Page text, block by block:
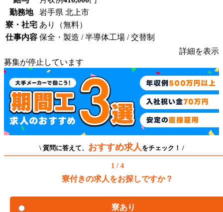
勤務地
岩手県 北上市
寮・社宅 あり（無料）
仕事内容 保全・製造 / 半導体工場 / 交替制
詳細を表示
募集が停止しています
\ 質問に答えて、 おすすめ求人 をチェック！ /
1 / 4
寮付きの求人をお探しですか？
寮あり